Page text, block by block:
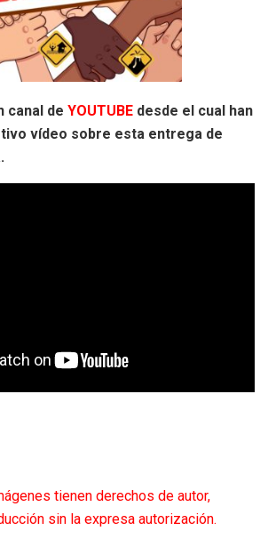
canal de YOUTUBE desde el cual han
vídeo sobre esta entrega de
tienen derechos de autor,
sin la expresa autorización.